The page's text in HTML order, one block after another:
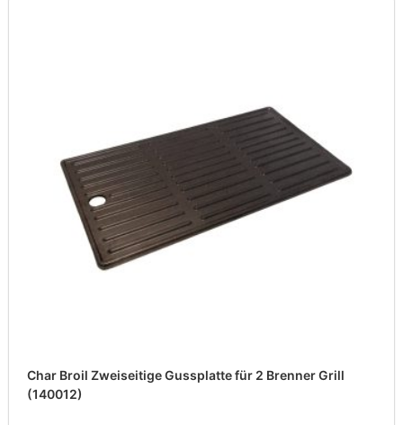
Char Broil Zweiseitige Gussplatte für 2 Brenner Grill
(140012)